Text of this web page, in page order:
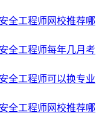
全工程师网校推荐哪
全工程师每年几月考
全工程师可以换专业
全工程师网校推荐哪